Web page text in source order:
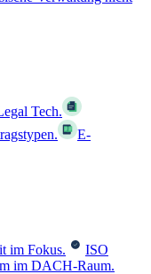
Tech.
E-
im Fokus.
ISO
im DACH-Raum.